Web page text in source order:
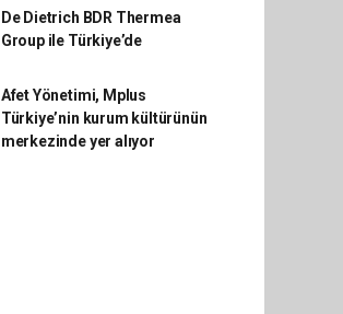
De Dietrich BDR Thermea
Group ile Türkiye’de
Afet Yönetimi, Mplus
Türkiye’nin kurum kültürünün
merkezinde yer alıyor